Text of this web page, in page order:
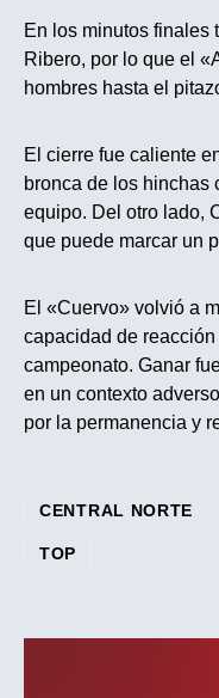
En los minutos finales
Ribero, por lo que el
hombres hasta el
El cierre fue caliente
bronca de los hinchas
equipo. Del otro lado,
que puede marcar un
El «Cuervo» volvió a
capacidad de
campeonato. Ganar
en un contexto
por la permanencia y
CENTRAL NORTE
TOP